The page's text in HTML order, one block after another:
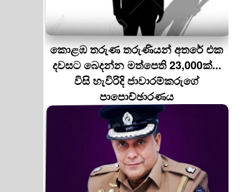
කොළඹ තරුණ තරුණියන් අතරේ එක
දවසට බෙදන්න මත්පෙති 23,000ක්...
විසි හැවිරිදි ජාවාරම්කරුගේ
පාපොච්ඡාරණය